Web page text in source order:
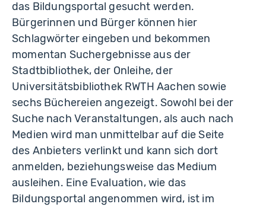
das Bildungsportal gesucht werden.
Bürgerinnen und Bürger können hier
Schlagwörter eingeben und bekommen
momentan Suchergebnisse aus der
Stadtbibliothek, der Onleihe, der
Universitätsbibliothek RWTH Aachen sowie
sechs Büchereien angezeigt. Sowohl bei der
Suche nach Veranstaltungen, als auch nach
Medien wird man unmittelbar auf die Seite
des Anbieters verlinkt und kann sich dort
anmelden, beziehungsweise das Medium
ausleihen. Eine Evaluation, wie das
Bildungsportal angenommen wird, ist im